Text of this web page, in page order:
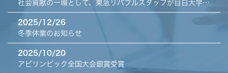
社会貢献の一環として、東急リバブルスタッフが目白大学看
護科生の実習を受け入れ ～精神看護の実践として全112名
の学生が参加予定 ～ 社会への貢献と学生支援を目的～
2025/12/26
冬季休業のお知らせ
2025/10/20
アビリンピック全国大会銀賞受賞